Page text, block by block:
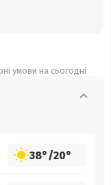
умови на сьогодні
38°/20°